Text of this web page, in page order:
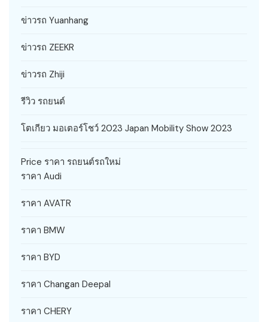
ข่าวรถ Yuanhang
ข่าวรถ ZEEKR
ข่าวรถ Zhiji
รีวิว รถยนต์
โตเกียว มอเตอร์โชว์ 2023 Japan Mobility Show 2023
Price ราคา รถยนต์รถใหม่
ราคา Audi
ราคา AVATR
ราคา BMW
ราคา BYD
ราคา Changan Deepal
ราคา CHERY